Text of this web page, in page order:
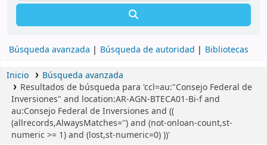
Búsqueda avanzada Búsqueda de autoridad Bibliotecas
Inicio
Búsqueda avanzada
Resultados de búsqueda para 'ccl=au:"Consejo Federal de
Inversiones" and location:AR-AGN-BTECA01-Bi-f and
au:Consejo Federal de Inversiones and ((
(allrecords,AlwaysMatches='') and (not-onloan-count,st-
numeric >= 1) and (lost,st-numeric=0) ))'